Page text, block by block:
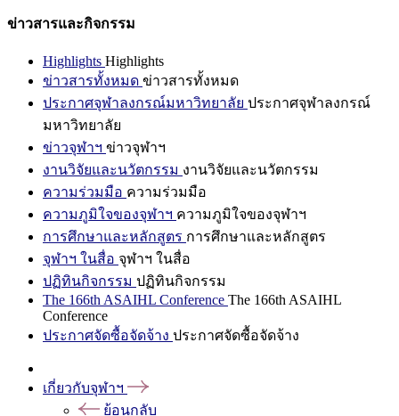
ข่าวสารและกิจกรรม
Highlights Highlights
ข่าวสารทั้งหมด ข่าวสารทั้งหมด
ประกาศจุฬาลงกรณ์มหาวิทยาลัย ประกาศจุฬาลงกรณ์
มหาวิทยาลัย
ข่าวจุฬาฯ ข่าวจุฬาฯ
งานวิจัยและนวัตกรรม งานวิจัยและนวัตกรรม
ความร่วมมือ ความร่วมมือ
ความภูมิใจของจุฬาฯ ความภูมิใจของจุฬาฯ
การศึกษาและหลักสูตร การศึกษาและหลักสูตร
จุฬาฯ ในสื่อ จุฬาฯ ในสื่อ
ปฏิทินกิจกรรม ปฏิทินกิจกรรม
The 166th ASAIHL Conference The 166th ASAIHL
Conference
ประกาศจัดซื้อจัดจ้าง ประกาศจัดซื้อจัดจ้าง
เกี่ยวกับจุฬาฯ
ย้อนกลับ